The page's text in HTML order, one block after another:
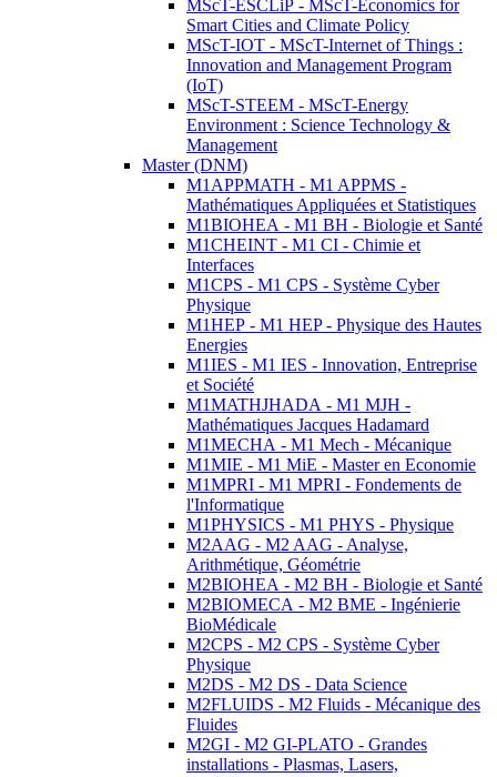
MScT-ESCLiP - MScT-Economics for
Smart Cities and Climate Policy
MScT-IOT - MScT-Internet of Things :
Innovation and Management Program
(IoT)
MScT-STEEM - MScT-Energy
Environment : Science Technology &
Management
Master (DNM)
M1APPMATH - M1 APPMS -
Mathématiques Appliquées et Statistiques
M1BIOHEA - M1 BH - Biologie et Santé
M1CHEINT - M1 CI - Chimie et
Interfaces
M1CPS - M1 CPS - Système Cyber
Physique
M1HEP - M1 HEP - Physique des Hautes
Energies
M1IES - M1 IES - Innovation, Entreprise
et Société
M1MATHJHADA - M1 MJH -
Mathématiques Jacques Hadamard
M1MECHA - M1 Mech - Mécanique
M1MIE - M1 MiE - Master en Economie
M1MPRI - M1 MPRI - Fondements de
l'Informatique
M1PHYSICS - M1 PHYS - Physique
M2AAG - M2 AAG - Analyse,
Arithmétique, Géométrie
M2BIOHEA - M2 BH - Biologie et Santé
M2BIOMECA - M2 BME - Ingénierie
BioMédicale
M2CPS - M2 CPS - Système Cyber
Physique
M2DS - M2 DS - Data Science
M2FLUIDS - M2 Fluids - Mécanique des
Fluides
M2GI - M2 GI-PLATO - Grandes
installations - Plasmas, Lasers,